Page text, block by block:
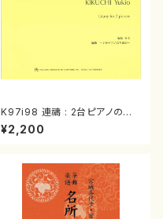
K97i98 連禱 : 2台ピアノのた
めの（2 Pianos / 菊池 幸夫 /
楽譜）
¥2,200